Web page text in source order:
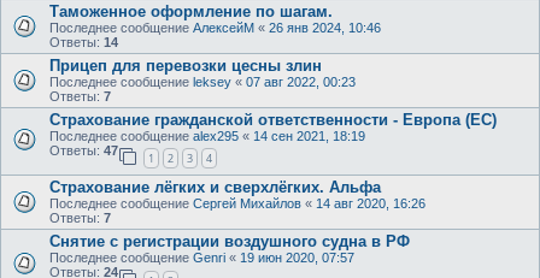
Таможенное оформление по шагам.
Последнее сообщение АлексейМ « 26 янв 2024, 10:46
Ответы: 14
Прицеп для перевозки цесны злин
Последнее сообщение leksey « 07 авг 2022, 00:23
Ответы: 7
Страхование гражданской ответственности - Европа (ЕС)
Последнее сообщение alex295 « 14 сен 2021, 18:19
Ответы: 47
1 2 3 4
Страхование лёгких и сверхлёгких. Альфа
Последнее сообщение Сергей Михайлов « 14 авг 2020, 16:26
Ответы: 7
Снятие с регистрации воздушного судна в РФ
Последнее сообщение Genri « 19 июн 2020, 07:57
Ответы: 24